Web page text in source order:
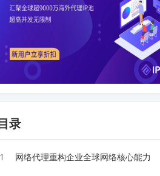
录
1 网络代理重构企业全球网络核心能力